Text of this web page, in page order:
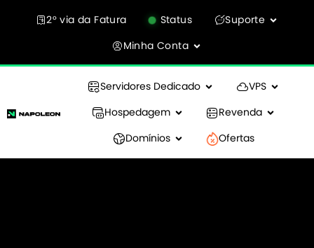
2° via da Fatura Status
Suporte
Minha Conta
Servidores Dedicado
VPS
Hospedagem
Revenda
Domínios
Ofertas